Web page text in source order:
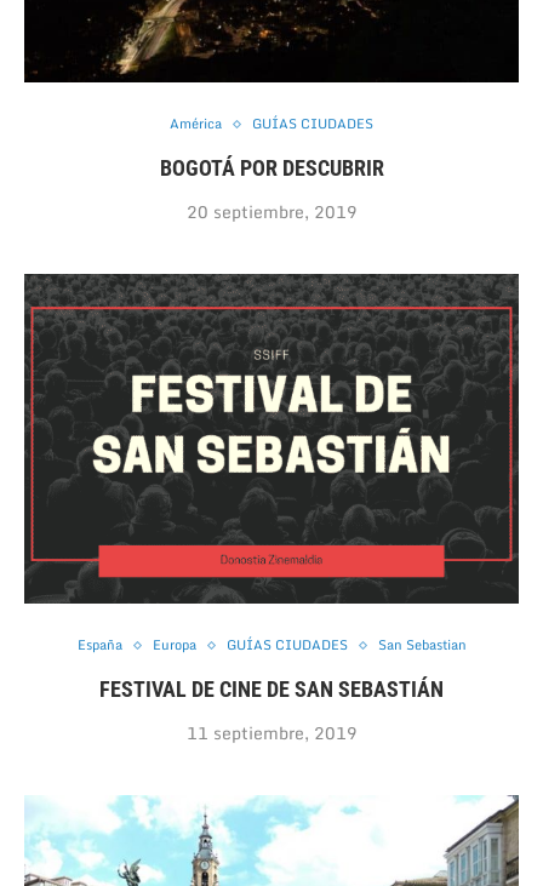
América GUÍAS CIUDADES
BOGOTÁ POR DESCUBRIR
20 septiembre, 2019
España Europa GUÍAS CIUDADES San Sebastian
FESTIVAL DE CINE DE SAN SEBASTIÁN
11 septiembre, 2019